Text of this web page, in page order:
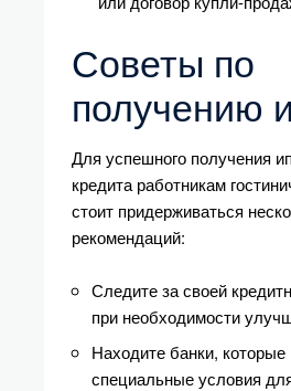
Советы по
получению
Для успешного получения
кредита работникам
стоит придерживаться
рекомендаций:
Следите за своей
при необходимости
Находите банки,
специальные условия